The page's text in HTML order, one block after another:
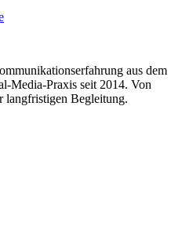
aus dem
Media-Praxis seit 2014. Von
langfristigen Begleitung.